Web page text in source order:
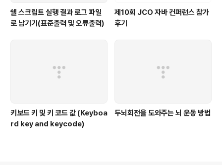
쉘 스크립트 실행 결과 로그 파일
로 남기기(표준출력 및 오류출력)
제10회 JCO 자바 컨퍼런스 참가
후기
키보드 키 및 키 코드 값 (Keyboa
rd key and keycode)
두뇌회전을 도와주는 뇌 운동 방법